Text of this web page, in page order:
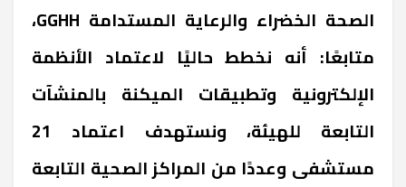
الصحة الخضراء والرعاية المستدامة GGHH،
متابعًا: أنه نخطط حاليًا لاعتماد الأنظمة
الإلكترونية وتطبيقات الميكنة بالمنشآت
التابعة للهيئة، ونستهدف اعتماد 21
مستشفى وعددًا من المراكز الصحية التابعة